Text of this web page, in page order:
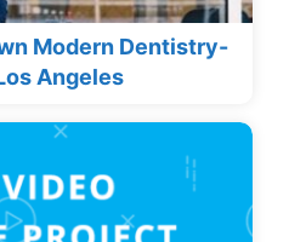
Modern Dentistry-
Angeles